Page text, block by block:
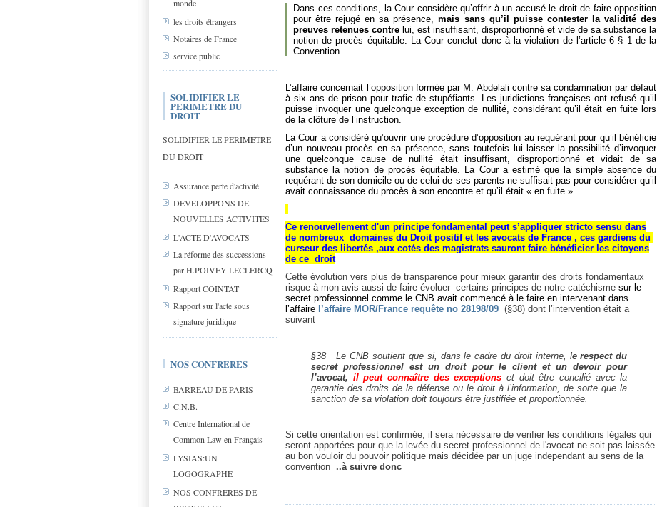
monde
les droits étrangers
Notaires de France
service public
SOLIDIFIER LE
PERIMETRE DU
DROIT
SOLIDIFIER LE PERIMETRE
DU DROIT
Assurance perte d'activité
DEVELOPPONS DE
NOUVELLES ACTIVITES
L'ACTE D'AVOCATS
La réforme des successions
par H.POIVEY LECLERCQ
Rapport COINTAT
Rapport sur l'acte sous
signature juridique
NOS CONFRERES
BARREAU DE PARIS
C.N.B.
Centre International de
Common Law en Français
LYSIAS:UN
LOGOGRAPHE
NOS CONFRERES DE
Dans ces conditions, la Cour considère qu’offrir à un accusé le droit de faire opposition
pour être rejugé en sa présence,mais sans qu’il puisse contester la validité des
preuves retenues contre lui, est insuffisant, disproportionné et vide de sa substance la
notion de procès équitable. La Cour conclut donc à la violation de l’article 6 § 1 de la
Convention.
L’affaire concernait l’opposition formée par M. Abdelali contre sa condamnation par défaut
à six ans de prison pour trafic de stupéfiants. Les juridictions françaises ont refusé qu’il
puisse invoquer une quelconque exception de nullité, considérant qu’il était en fuite lors
de la clôture de l’instruction.
La Cour a considéré qu’ouvrir une procédure d’opposition au requérant pour qu’il bénéficie
d’un nouveau procès en sa présence, sans toutefois lui laisser la possibilité d’invoquer
une quelconque cause de nullité était insuffisant, disproportionné et vidait de sa
substance la notion de procès équitable. La Cour a estimé que la simple absence du
requérant de son domicile ou de celui de ses parents ne suffisait pas pour considérer qu’il
avait connaissance du procès à son encontre et qu’il était « en fuite ».
Ce renouvellement d'un principe fondamental peut s’appliquer stricto sensu dans
de nombreux domaines du Droit positif et les avocats de France , ces gardiens du
curseur des libertés ,aux cotés des magistrats sauront faire bénéficier les citoyens
de ce droit
Cette évolution vers plus de transparence pour mieux garantir des droits fondamentaux
risque à mon avis aussi de faire évoluer certains principes de notre catéchisme sur le
secret professionnel comme le CNB avait commencé à le faire en intervenant dans
l’affaire l’affaire MOR/France requête no 28198/09 (§38) dont l’intervention était a
suivant
§38 Le CNB soutient que si, dans le cadre du droit interne, le respect du
secret professionnel est un droit pour le client et un devoir pour
l’avocat, il peut connaître des exceptions et doit être concilié avec la
garantie des droits de la défense ou le droit à l’information, de sorte que la
sanction de sa violation doit toujours être justifiée et proportionnée.
Si cette orientation est confirmée, il sera nécessaire de verifier les conditions légales qui
seront apportées pour que la levée du secret professionnel de l'avocat ne soit pas laissée
au bon vouloir du pouvoir politique mais décidée par un juge independant au sens de la
convention ..à suivre donc